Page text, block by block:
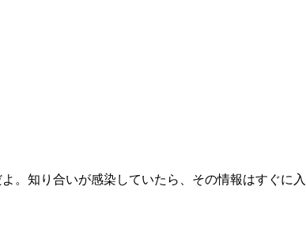
。知り合いが感染していたら、その情報はすぐに入